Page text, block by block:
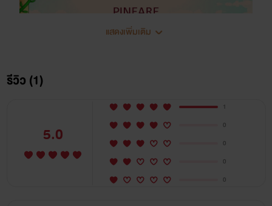
แสดงเพิ่มเติม
รีวิว (1)
5.0
1
0
0
0
0